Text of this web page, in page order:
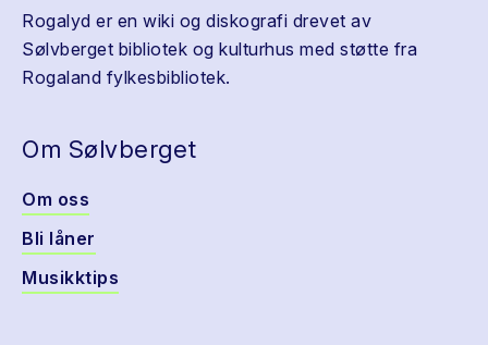
Rogalyd er en wiki og diskografi drevet av
Sølvberget bibliotek og kulturhus med støtte fra
Rogaland fylkesbibliotek.
Om Sølvberget
Om oss
Bli låner
Musikktips